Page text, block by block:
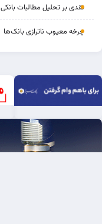
نقدی بر تحلیل مطالبات بانکی
چرخه‌ معیوب ناترازی بانک‌ها